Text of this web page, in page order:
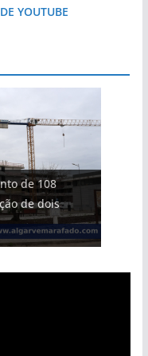
YOUTUBE
de 108
de dois
Nova rota
que cresceu
praias e põem
vídeo)
do
vídeo)